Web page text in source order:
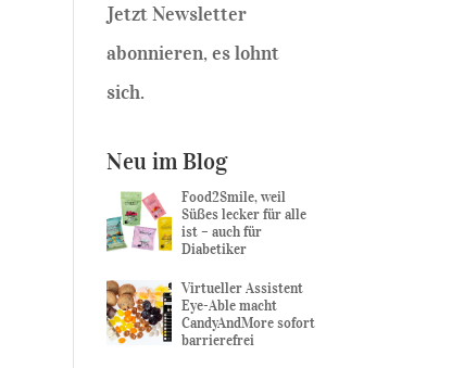
Jetzt Newsletter
abonnieren, es lohnt
sich.
Neu im Blog
Food2Smile, weil
Süßes lecker für alle
ist – auch für
Diabetiker
Virtueller Assistent
Eye-Able macht
CandyAndMore sofort
barrierefrei